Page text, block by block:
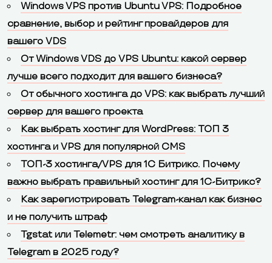
Windows VPS против Ubuntu VPS: Подробное
сравнение, выбор и рейтинг провайдеров для
вашего VDS
От Windows VDS до VPS Ubuntu: какой сервер
лучше всего подходит для вашего бизнеса?
От обычного хостинга до VPS: как выбрать лучший
сервер для вашего проекта
Как выбрать хостинг для WordPress: ТОП 3
хостинга и VPS для популярной CMS
ТОП-3 хостинга/VPS для 1С Битрикс. Почему
важно выбрать правильный хостинг для 1С-Битрикс?
Как зарегистрировать Telegram-канал как бизнес
и не получить штраф
Tgstat или Telemetr: чем смотреть аналитику в
Telegram в 2025 году?